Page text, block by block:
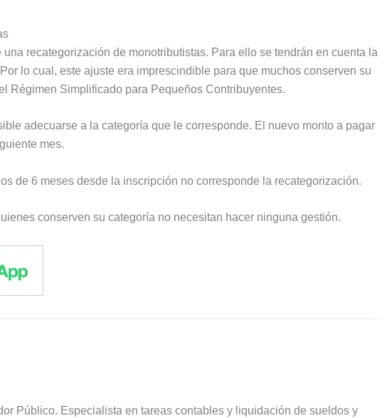
recategorización de monotributistas. Para ello se tendrán en cuenta la
lo cual, este ajuste era imprescindible para que muchos conserven su
Régimen Simplificado para Pequeños Contribuyentes.
adecuarse a la categoría que le corresponde. El nuevo monto a pagar
mes.
de 6 meses desde la inscripción no corresponde la recategorización.
conserven su categoría no necesitan hacer ninguna gestión.
Público. Especialista en tareas contables y liquidación de sueldos y